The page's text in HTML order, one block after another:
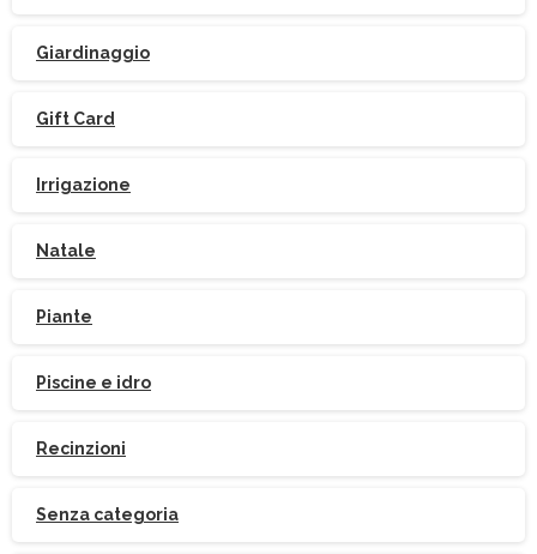
Giardinaggio
Gift Card
Irrigazione
Natale
Piante
Piscine e idro
Recinzioni
Senza categoria